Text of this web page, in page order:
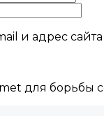
и адрес
для борьбы